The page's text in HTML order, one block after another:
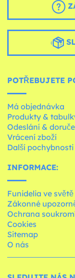
POTŘEBUJETE
Má objednávka
Produkty &
Odeslání &
Vrácení zboží
Další pochybnosti
INFORMACE:
Funidelia ve světě
Zákonné
Ochrana
Cookies
Sitemap
O nás